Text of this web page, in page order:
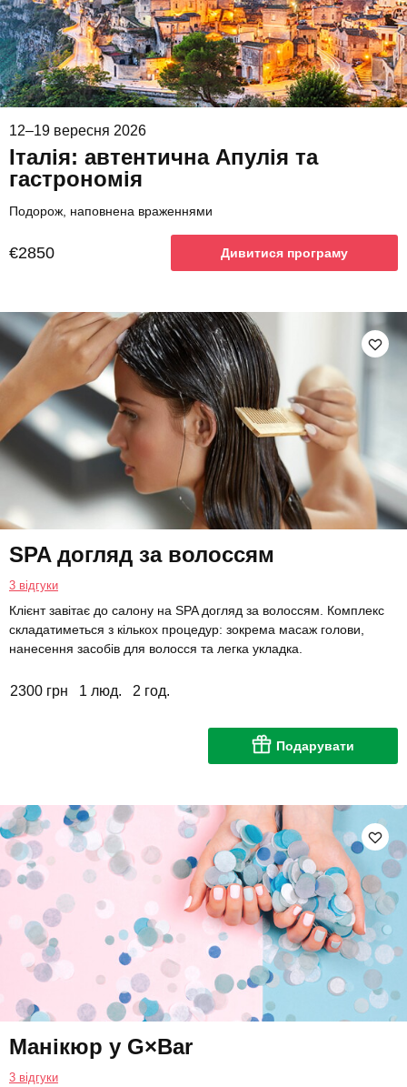
12–19 вересня 2026
Італія: автентична Апулія та
гастрономія
Подорож, наповнена враженнями
€2850 Дивитися програму
SPA догляд за волоссям
3 відгуки
Клієнт завітає до салону на SPA догляд за волоссям. Комплекс
складатиметься з кількох процедур: зокрема масаж голови,
нанесення засобів для волосся та легка укладка.
2300 грн 1 люд. 2 год.
Подарувати
Манікюр у G×Bar
3 відгуки